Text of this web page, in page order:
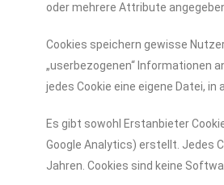
oder mehrere Attribute
Cookies speichern gewisse
„userbezogenen“ Informationen
jedes Cookie eine eigene Datei,
Es gibt sowohl Erstanbieter
Google Analytics) erstellt. Jedes
Jahren. Cookies sind keine